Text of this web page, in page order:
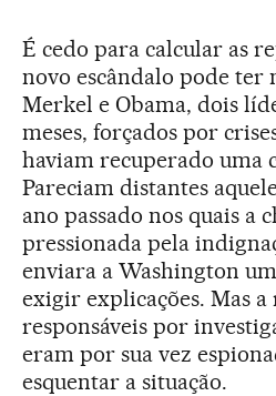
É cedo para calcular as
novo escândalo pode ter
Merkel e Obama, dois
meses, forçados por
haviam recuperado uma
Pareciam distantes
ano passado nos quais a
pressionada pela
enviara a Washington
exigir explicações. Mas a
responsáveis por
eram por sua vez
esquentar a situação.